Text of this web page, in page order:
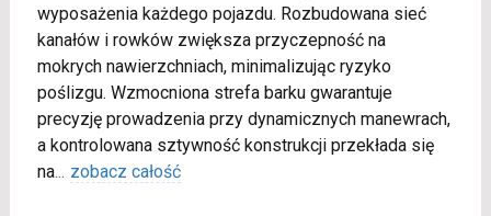
wyposażenia każdego pojazdu. Rozbudowana sieć
kanałów i rowków zwiększa przyczepność na
mokrych nawierzchniach, minimalizując ryzyko
poślizgu. Wzmocniona strefa barku gwarantuje
precyzję prowadzenia przy dynamicznych manewrach,
a kontrolowana sztywność konstrukcji przekłada się
na... zobacz całość